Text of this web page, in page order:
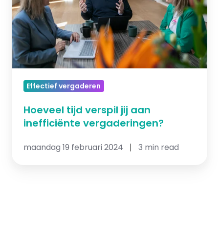
inefficiënte
vergaderingen?
Effectief vergaderen
Hoeveel tijd verspil jij aan
inefficiënte vergaderingen?
maandag 19 februari 2024 3 min read